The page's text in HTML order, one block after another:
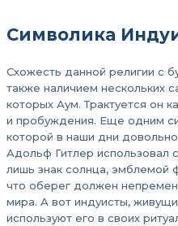
Символика
Схожесть данной религии с
также наличием нескольких
которых Аум. Трактуется он
и пробуждения. Еще одним
которой в наши дни
Адольф Гитлер использовал
лишь знак солнца, эмблемой
что оберег должен
мира. А вот индуисты,
используют его в своих